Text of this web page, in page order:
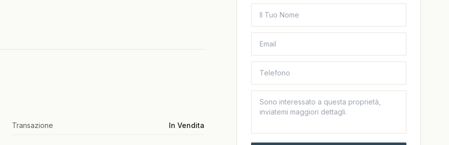
Transazione In Vendita